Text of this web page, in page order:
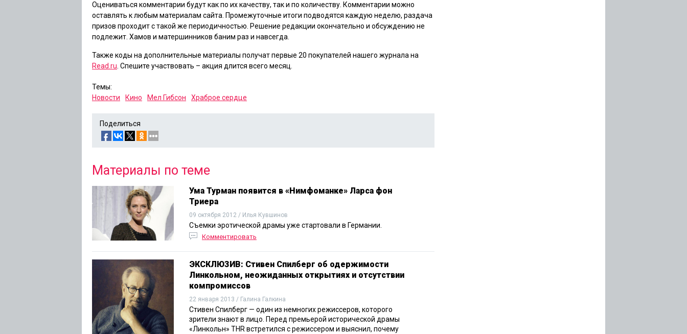
Оцениваться комментарии будут как по их качеству, так и по количеству. Комментарии можно
оставлять к любым материалам сайта. Промежуточные итоги подводятся каждую неделю, раздача
призов проходит с такой же периодичностью. Решение редакции окончательно и обсуждению не
подлежит. Хамов и матершинников баним раз и навсегда.
Также коды на дополнительные материалы получат первые 20 покупателей нашего журнала на
Read.ru . Спешите участвовать – акция длится всего месяц.
Темы:
Новости
Кино Мел Гибсон Храброе сердце
Поделиться
Материалы по теме
Ума Турман появится в «Нимфоманке» Ларса фон
Триера
09 октября 2012 / Илья Кувшинов
Съемки эротической драмы уже стартовали в Германии.
Комментировать
ЭКСКЛЮЗИВ: Стивен Спилберг об одержимости
Линкольном, неожиданных открытиях и отсутствии
компромиссов
22 января 2013 / Галина Галкина
Стивен Спилберг — один из немногих режиссеров, которого
зрители знают в лицо. Перед премьерой исторической драмы
«Линкольн» THR встретился с режиссером и выяснил, почему